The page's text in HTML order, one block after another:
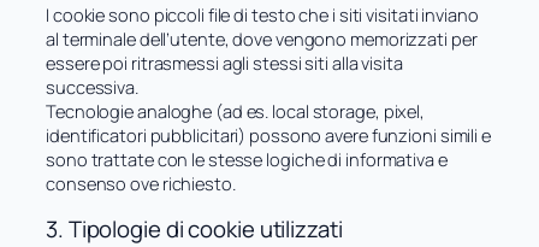
I cookie sono piccoli file di testo che i siti visitati inviano
al terminale dell’utente, dove vengono memorizzati per
essere poi ritrasmessi agli stessi siti alla visita
successiva.
Tecnologie analoghe (ad es. local storage, pixel,
identificatori pubblicitari) possono avere funzioni simili e
sono trattate con le stesse logiche di informativa e
consenso ove richiesto.
3. Tipologie di cookie utilizzati